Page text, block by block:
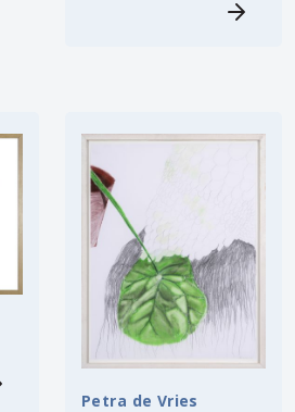
Petra de Vries